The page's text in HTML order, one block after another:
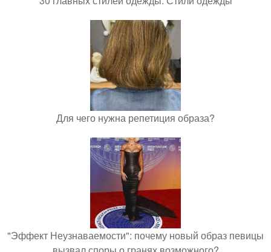
Для чего нужна репетиция образа?
"Эффект Неузнаваемости": почему новый образ певицы